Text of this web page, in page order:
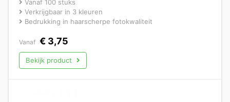
Vanaf 100 stuks
Verkrijgbaar in 3 kleuren
Bedrukking in haarscherpe fotokwaliteit
Vanaf € 3,75
Bekijk product